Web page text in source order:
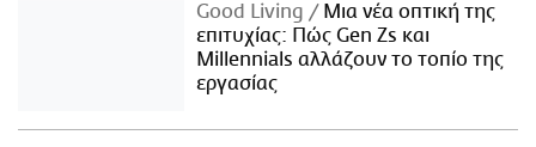
Good Living
Μια νέα οπτική της
επιτυχίας: Πώς Gen Zs και
Millennials αλλάζουν το τοπίο της
εργασίας